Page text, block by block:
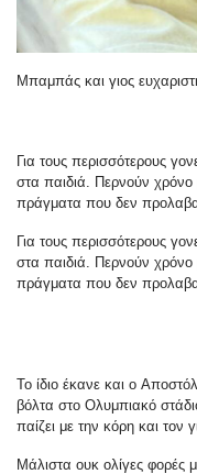
Μπαμπάς και γιος
Για τους περισσότερους
στα παιδιά. Περνούν χρόνο
πράγματα που δεν
Για τους περισσότερους
στα παιδιά. Περνούν χρόνο
πράγματα που δεν
Το ίδιο έκανε και ο
βόλτα στο Ολυμπιακό
παίζει με την κόρη και τον
Μάλιστα ουκ ολίγες φορές